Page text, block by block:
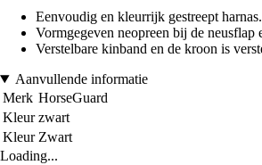
Eenvoudig en kleurrijk gestreept harnas.
Vormgegeven neopreen bij de neusflap
Verstelbare kinband en de kroon is
Aanvullende informatie
Merk HorseGuard
Kleur zwart
Kleur Zwart
Loading...